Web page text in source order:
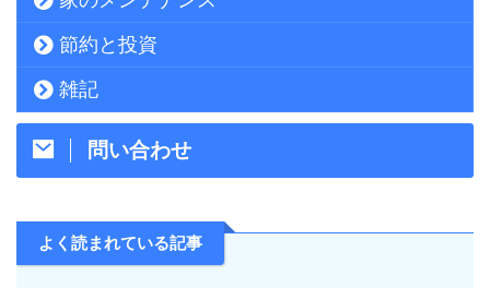
節約と投資
雑記
問い合わせ
よく読まれている記事